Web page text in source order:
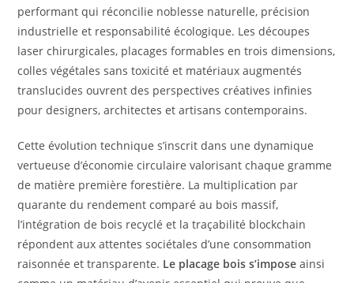
performant qui réconcilie noblesse naturelle, précision
industrielle et responsabilité écologique. Les découpes
laser chirurgicales, placages formables en trois dimensions,
colles végétales sans toxicité et matériaux augmentés
translucides ouvrent des perspectives créatives infinies
pour designers, architectes et artisans contemporains.
Cette évolution technique s’inscrit dans une dynamique
vertueuse d’économie circulaire valorisant chaque gramme
de matière première forestière. La multiplication par
quarante du rendement comparé au bois massif,
l’intégration de bois recyclé et la traçabilité blockchain
répondent aux attentes sociétales d’une consommation
raisonnée et transparente. Le placage bois s’impose ainsi